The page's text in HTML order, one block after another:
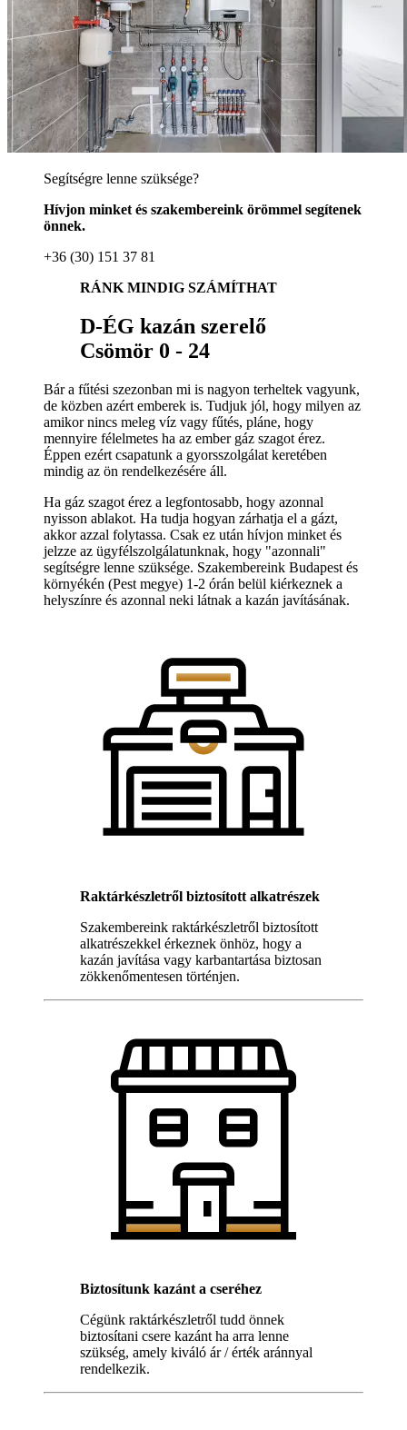
Segítségre lenne szüksége?
Hívjon minket és szakembereink örömmel segítenek
önnek.
+36 (30) 151 37 81
RÁNK MINDIG SZÁMÍTHAT
D-ÉG kazán szerelő
Csömör 0 - 24
Bár a fűtési szezonban mi is nagyon terheltek vagyunk,
de közben azért emberek is. Tudjuk jól, hogy milyen az
amikor nincs meleg víz vagy fűtés, pláne, hogy
mennyire félelmetes ha az ember gáz szagot érez.
Éppen ezért csapatunk a gyorsszolgálat keretében
mindig az ön rendelkezésére áll.
Ha gáz szagot érez a legfontosabb, hogy azonnal
nyisson ablakot. Ha tudja hogyan zárhatja el a gázt,
akkor azzal folytassa. Csak ez után hívjon minket és
jelzze az ügyfélszolgálatunknak, hogy "azonnali"
segítségre lenne szüksége. Szakembereink Budapest és
környékén (Pest megye) 1-2 órán belül kiérkeznek a
helyszínre és azonnal neki látnak a kazán javításának.
Raktárkészletről biztosított alkatrészek
Szakembereink raktárkészletről biztosított
alkatrészekkel érkeznek önhöz, hogy a
kazán javítása vagy karbantartása biztosan
zökkenőmentesen történjen.
Biztosítunk kazánt a cseréhez
Cégünk raktárkészletről tudd önnek
biztosítani csere kazánt ha arra lenne
szükség, amely kiváló ár / érték aránnyal
rendelkezik.